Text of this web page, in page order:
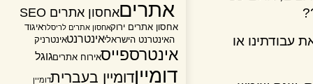
או
אתריםאחסון אתרים SEO
אחסון אתרים ירוק אחסון אתרים לריסלראיגוד
האינטרנט הישראליאינטרנטאינטרניק
אינטרספייס אירוח אתריםגוגל
דומייןדומיין בעבריתדומיין